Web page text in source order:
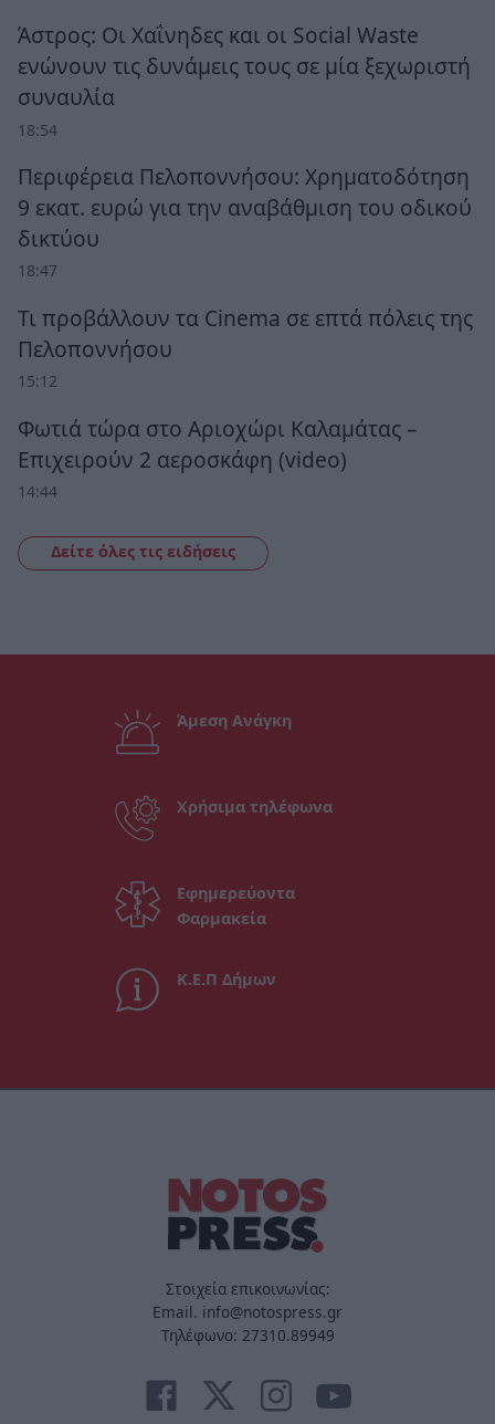
Άστρος: Οι Χαΐνηδες και οι Social Waste
ενώνουν τις δυνάμεις τους σε μία ξεχωριστή
συναυλία
18:54
Περιφέρεια Πελοποννήσου: Χρηματοδότηση
9 εκατ. ευρώ για την αναβάθμιση του οδικού
δικτύου
18:47
Τι προβάλλουν τα Cinema σε επτά πόλεις της
Πελοποννήσου
15:12
Φωτιά τώρα στο Αριοχώρι Καλαμάτας –
Επιχειρούν 2 αεροσκάφη (video)
14:44
Δείτε όλες τις ειδήσεις
Άμεση Ανάγκη
Χρήσιμα τηλέφωνα
Εφημερεύοντα
Φαρμακεία
Κ.Ε.Π Δήμων
Στοιχεία επικοινωνίας:
Email. info@notospress.gr
Τηλέφωνο: 27310.89949